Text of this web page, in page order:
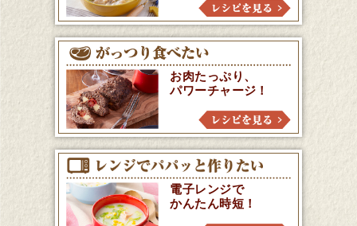
お肉たっぷり、
パワーチャージ！
電子レンジで
かんたん時短！